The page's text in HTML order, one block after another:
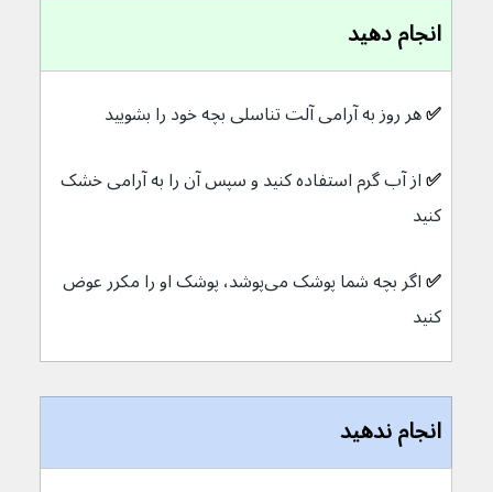
انجام دهید
✅ هر روز به آرامی آلت تناسلی بچه خود را بشویید
✅ از آب گرم استفاده کنید و سپس آن را به آرامی خشک
کنید
✅
اگر بچه شما پوشک می‌پوشد، پوشک او را مکرر عوض
کنید
انجام ندهید